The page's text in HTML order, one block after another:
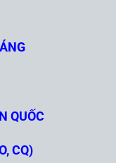
QUỐC
CQ)